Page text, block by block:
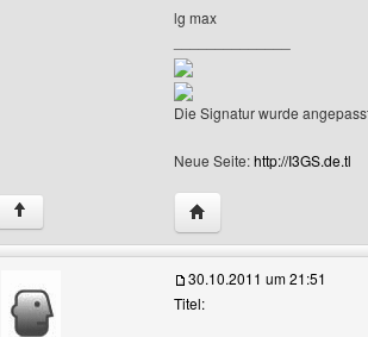
lg max
Die Signatur wurde
Neue Seite:http://I3GS.de.tl
↑ Website dieses
30.10.2011 um 21:51
Titel: